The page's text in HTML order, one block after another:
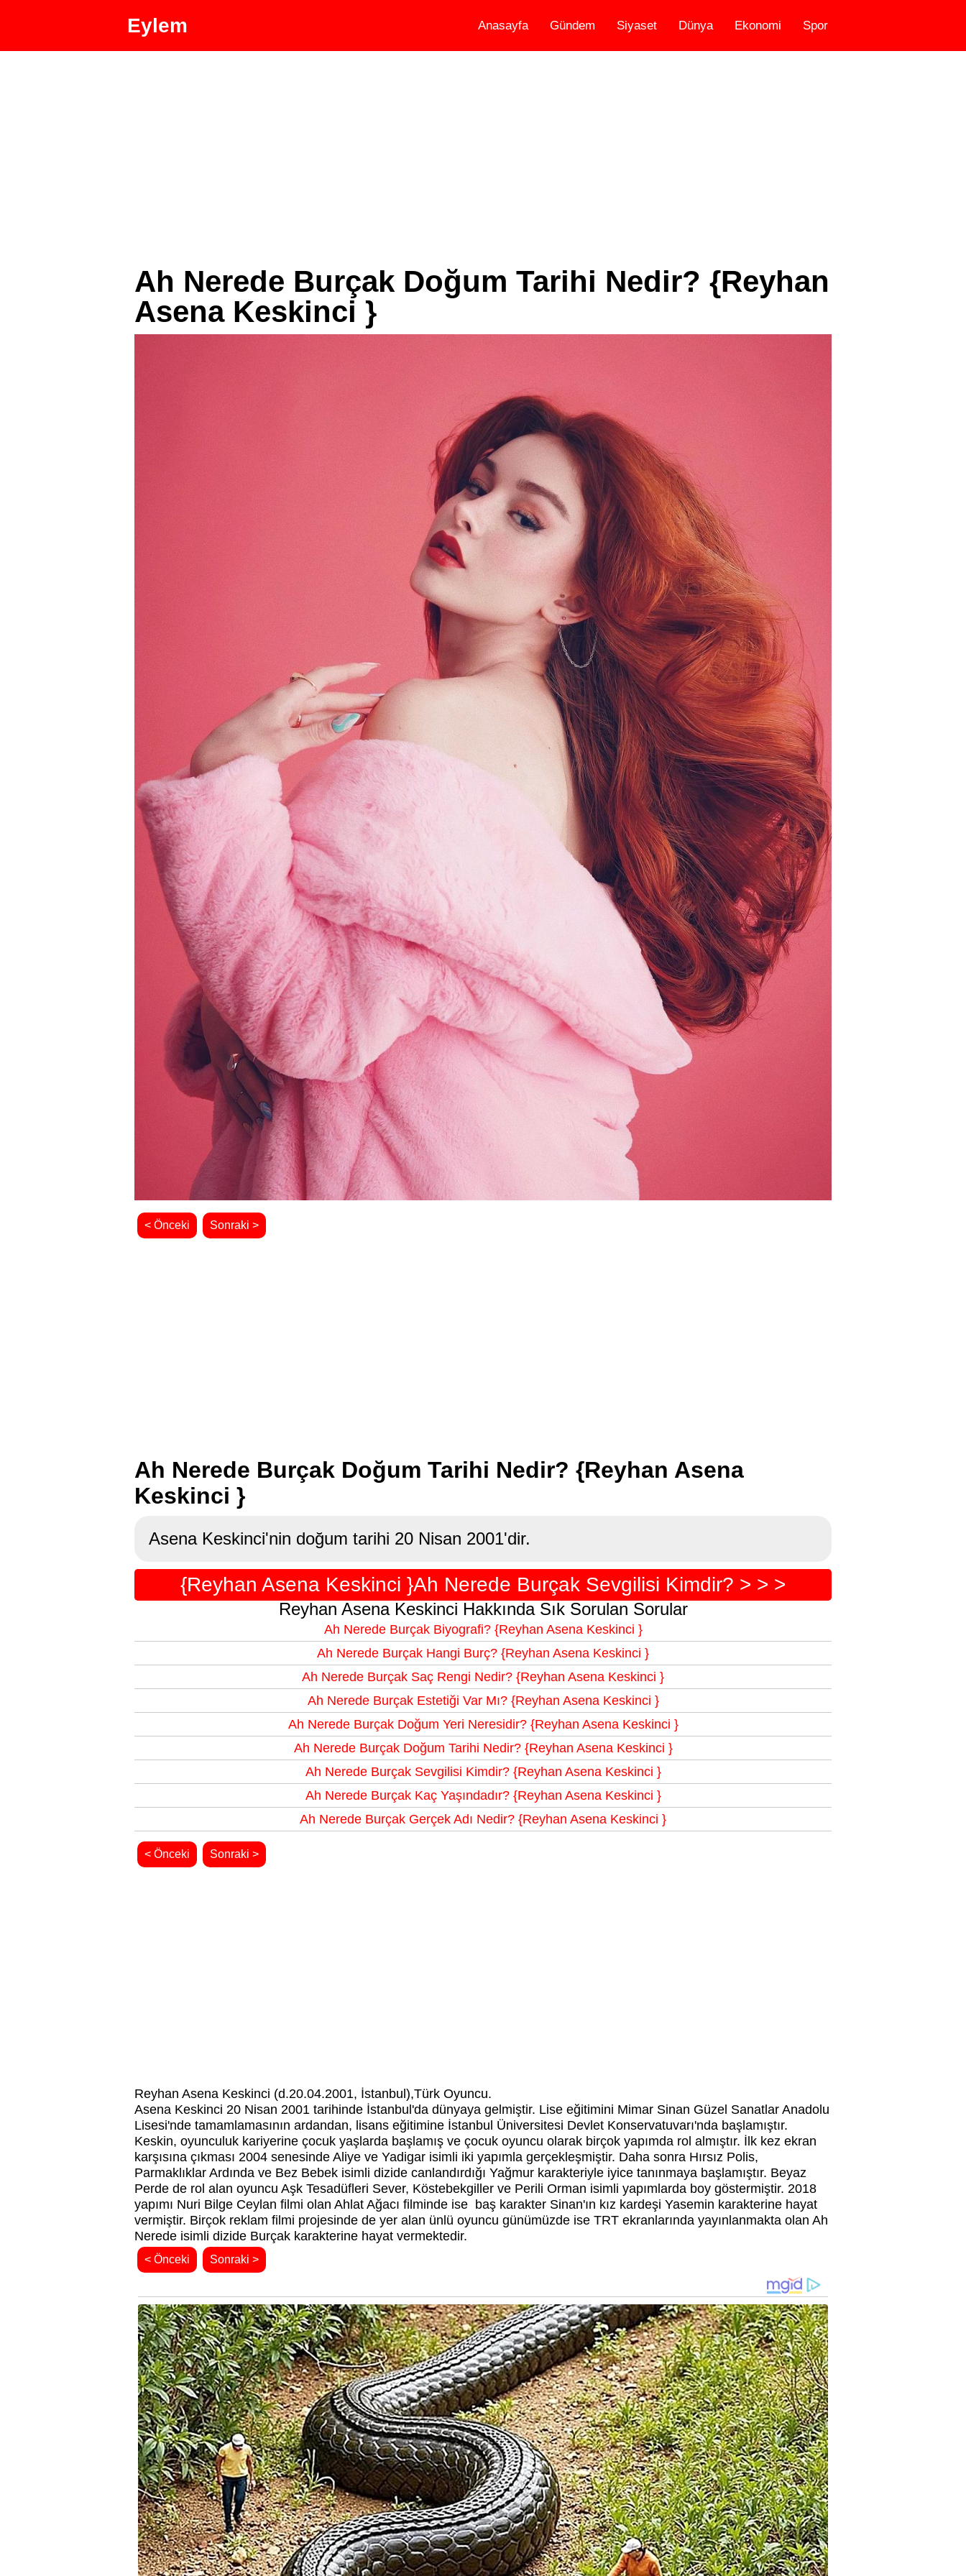
Eylem Anasayfa Gündem Siyaset Dünya Ekonomi Spor
Ah Nerede Burçak Doğum Tarihi Nedir? {Reyhan
Asena Keskinci }
< Önceki Sonraki >
Ah Nerede Burçak Doğum Tarihi Nedir? {Reyhan Asena
Keskinci }
Asena Keskinci'nin doğum tarihi 20 Nisan 2001'dir.
{Reyhan Asena Keskinci }Ah Nerede Burçak Sevgilisi Kimdir? > > >
Reyhan Asena Keskinci Hakkında Sık Sorulan Sorular
Ah Nerede Burçak Biyografi? {Reyhan Asena Keskinci }
Ah Nerede Burçak Hangi Burç? {Reyhan Asena Keskinci }
Ah Nerede Burçak Saç Rengi Nedir? {Reyhan Asena Keskinci }
Ah Nerede Burçak Estetiği Var Mı? {Reyhan Asena Keskinci }
Ah Nerede Burçak Doğum Yeri Neresidir? {Reyhan Asena Keskinci }
Ah Nerede Burçak Doğum Tarihi Nedir? {Reyhan Asena Keskinci }
Ah Nerede Burçak Sevgilisi Kimdir? {Reyhan Asena Keskinci }
Ah Nerede Burçak Kaç Yaşındadır? {Reyhan Asena Keskinci }
Ah Nerede Burçak Gerçek Adı Nedir? {Reyhan Asena Keskinci }
< Önceki Sonraki >
Reyhan Asena Keskinci (d.20.04.2001, İstanbul),Türk Oyuncu.
Asena Keskinci 20 Nisan 2001 tarihinde İstanbul'da dünyaya gelmiştir. Lise eğitimini Mimar Sinan Güzel Sanatlar Anadolu
Lisesi'nde tamamlamasının ardandan, lisans eğitimine İstanbul Üniversitesi Devlet Konservatuvarı'nda başlamıştır.
Keskin, oyunculuk kariyerine çocuk yaşlarda başlamış ve çocuk oyuncu olarak birçok yapımda rol almıştır. İlk kez ekran
karşısına çıkması 2004 senesinde Aliye ve Yadigar isimli iki yapımla gerçekleşmiştir. Daha sonra Hırsız Polis,
Parmaklıklar Ardında ve Bez Bebek isimli dizide canlandırdığı Yağmur karakteriyle iyice tanınmaya başlamıştır. Beyaz
Perde de rol alan oyuncu Aşk Tesadüfleri Sever, Köstebekgiller ve Perili Orman isimli yapımlarda boy göstermiştir. 2018
yapımı Nuri Bilge Ceylan filmi olan Ahlat Ağacı filminde ise baş karakter Sinan'ın kız kardeşi Yasemin karakterine hayat
vermiştir. Birçok reklam filmi projesinde de yer alan ünlü oyuncu günümüzde ise TRT ekranlarında yayınlanmakta olan Ah
Nerede isimli dizide Burçak karakterine hayat vermektedir.
< Önceki Sonraki >